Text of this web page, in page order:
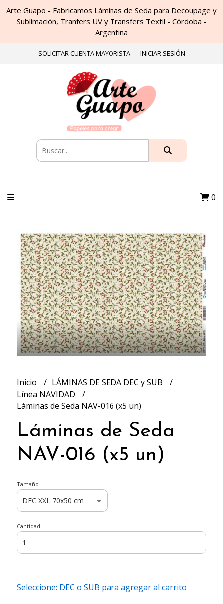
Arte Guapo - Fabricamos Láminas de Seda para Decoupage y
Sublimación, Tranfers UV y Transfers Textil - Córdoba -
Argentina
SOLICITAR CUENTA MAYORISTA INICIAR SESIÓN
0
Inicio
LÁMINAS DE SEDA DEC y SUB
Línea NAVIDAD
Láminas de Seda NAV-016 (x5 un)
Láminas de Seda
NAV-016 (x5 un)
Tamaño
Cantidad
Seleccione: DEC o SUB para agregar al carrito